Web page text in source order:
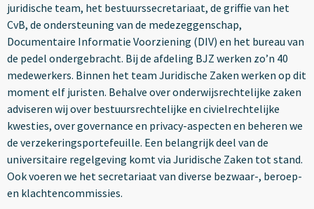
juridische team, het bestuurssecretariaat, de griffie van het
CvB, de ondersteuning van de medezeggenschap,
Documentaire Informatie Voorziening (DIV) en het bureau van
de pedel ondergebracht. Bij de afdeling BJZ werken zo’n 40
medewerkers. Binnen het team Juridische Zaken werken op dit
moment elf juristen. Behalve over onderwijsrechtelijke zaken
adviseren wij over bestuursrechtelijke en civielrechtelijke
kwesties, over governance en privacy-aspecten en beheren we
de verzekeringsportefeuille. Een belangrijk deel van de
universitaire regelgeving komt via Juridische Zaken tot stand.
Ook voeren we het secretariaat van diverse bezwaar-, beroep-
en klachtencommissies.